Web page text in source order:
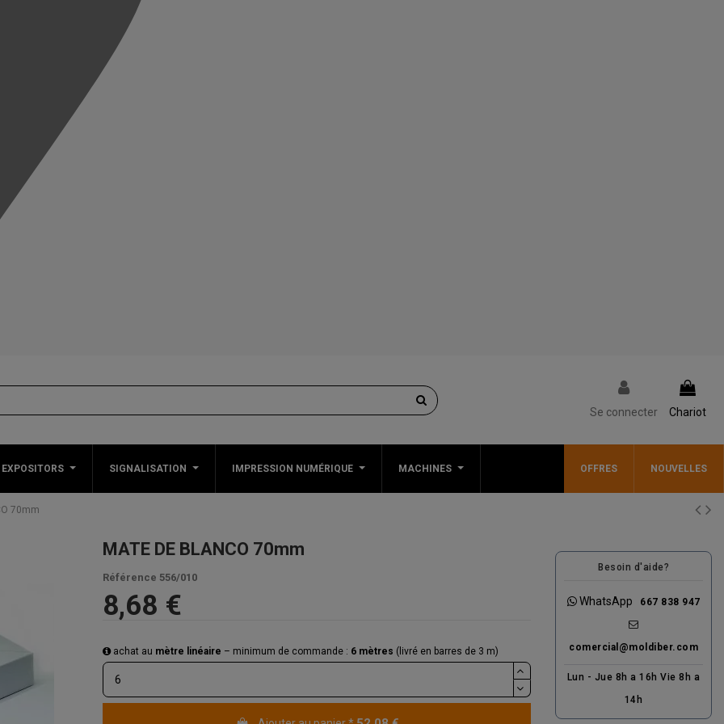
Se connecter Chariot
SIGNALISATION IMPRESSION NUMÉRIQUE MACHINES OFFRES NOUVELLES
70mm
MATE DE BLANCO 70mm
Référence 556/010
8,68 €
achat au mètre linéaire – minimum de commande : 6 mètres (livré en barres de 3 m)
Besoin d'aide?
WhatsApp 667 838 947
comercial@moldiber.com
Lun - Jue 8h a 16h Vie 8h a
14h